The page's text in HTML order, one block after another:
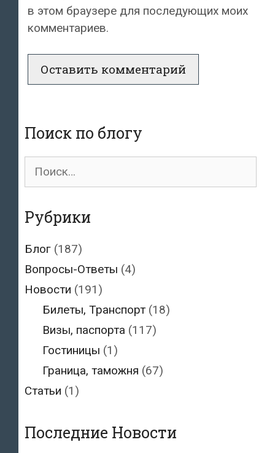
в этом браузере для последующих моих
комментариев.
Поиск по блогу
Поиск
Рубрики
Блог (187)
Вопросы-Ответы (4)
Новости (191)
Билеты, Транспорт(18)
Визы, паспорта (117)
Гостиницы (1)
Граница, таможня (67)
Статьи (1)
Последние Новости